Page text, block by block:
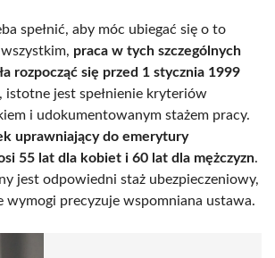
spełnić, aby móc ubiegać się o to
praca w tych szczególnych
rozpocząć się przed 1 stycznia 1999
istotne jest spełnienie kryteriów
i udokumentowanym stażem pracy.
uprawniający do emerytury
55 lat dla kobiet i 60 lat dla mężczyzn.
jest odpowiedni staż ubezpieczeniowy,
wymogi precyzuje wspomniana ustawa.